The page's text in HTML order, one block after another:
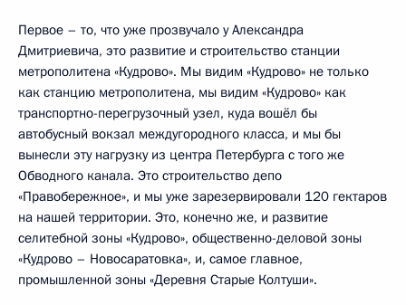
Первое – то, что уже прозвучало у Александра
Дмитриевича, это развитие и строительство станции
метрополитена «Кудрово». Мы видим «Кудрово» не только
как станцию метрополитена, мы видим «Кудрово» как
транспортно-перегрузочный узел, куда вошёл бы
автобусный вокзал междугородного класса, и мы бы
вынесли эту нагрузку из центра Петербурга с того же
Обводного канала. Это строительство депо
«Правобережное», и мы уже зарезервировали 120 гектаров
на нашей территории. Это, конечно же, и развитие
селитебной зоны «Кудрово», общественно-деловой зоны
«Кудрово – Новосаратовка», и, самое главное,
промышленной зоны «Деревня Старые Колтуши».